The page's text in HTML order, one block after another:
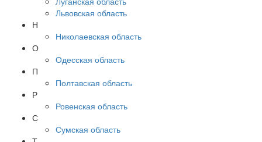
Львовская область
Н
Николаевская область
О
Одесская область
П
Полтавская область
Р
Ровенская область
С
Сумская область